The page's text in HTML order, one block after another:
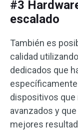
#3
escalado
También es
calidad
dedicados que
dispositivos
avanzados y
mejores